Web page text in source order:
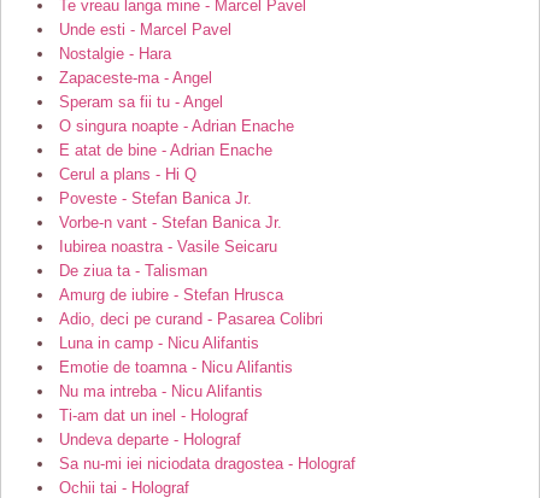
Te vreau langa mine - Marcel Pavel
Unde esti - Marcel Pavel
Nostalgie - Hara
Zapaceste-ma - Angel
Speram sa fii tu - Angel
O singura noapte - Adrian Enache
E atat de bine - Adrian Enache
Cerul a plans - Hi Q
Poveste - Stefan Banica Jr.
Vorbe-n vant - Stefan Banica Jr.
Iubirea noastra - Vasile Seicaru
De ziua ta - Talisman
Amurg de iubire - Stefan Hrusca
Adio, deci pe curand - Pasarea Colibri
Luna in camp - Nicu Alifantis
Emotie de toamna - Nicu Alifantis
Nu ma intreba - Nicu Alifantis
Ti-am dat un inel - Holograf
Undeva departe - Holograf
Sa nu-mi iei niciodata dragostea - Holograf
Ochii tai - Holograf